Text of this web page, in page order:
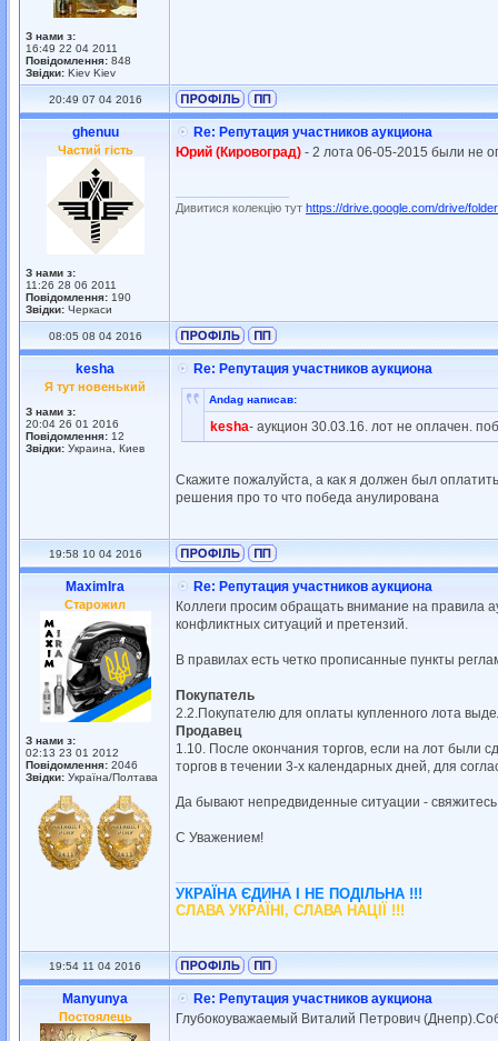
З нами з:
16:49 22 04 2011
Повідомлення: 848
Звідки: Kiev Kiev
20:49 07 04 2016
ghenuu
Частий гість
З нами з:
11:26 28 06 2011
Повідомлення: 190
Звідки: Черкаси
Re: Репутация участников аукциона
Юрий (Кировоград) - 2 лота 06-05-2015 были не
Дивитися колекцію тут https://drive.google.com/drive/
08:05 08 04 2016
kesha
Я тут новенький
З нами з:
20:04 26 01 2016
Повідомлення: 12
Звідки: Украина, Киев
Re: Репутация участников аукциона
Andag написав:
kesha- аукцион 30.03.16. лот не оплачен.
Скажите пожалуйста, а как я должен был
решения про то что победа анулирована
19:58 10 04 2016
MaximIra
Старожил
З нами з:
02:13 23 01 2012
Повідомлення: 2046
Звідки: Україна/Полтава
Re: Репутация участников аукциона
Коллеги просим обращать внимание на правила
конфликтных ситуаций и претензий.
В правилах есть четко прописанные пункты
Покупатель
2.2.Покупателю для оплаты купленного лота
Продавец
1.10. После окончания торгов, если на лот были
торгов в течении 3-х календарных дней, для
Да бывают непредвиденные ситуации -
С Уважением!
УКРАЇНА ЄДИНА І НЕ ПОДІЛЬНА !!!
СЛАВА УКРАЇНІ, СЛАВА НАЦІЇ !!!
19:54 11 04 2016
Manyunya
Постоялець
Re: Репутация участников аукциона
Глубокоуважаемый Виталий Петрович